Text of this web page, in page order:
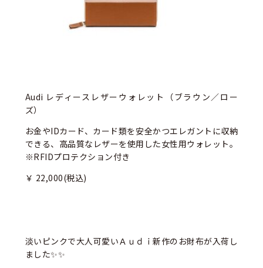
Audi レディースレザーウォレット（ブラウン／ロー
ズ）
お金やIDカード、カード類を安全かつエレガントに収納
できる、高品質なレザーを使用した女性用ウォレット。
※RFIDプロテクション付き
￥ 22,000(税込)
淡いピンクで大人可愛いＡｕｄｉ新作のお財布が入荷し
ました✨✨